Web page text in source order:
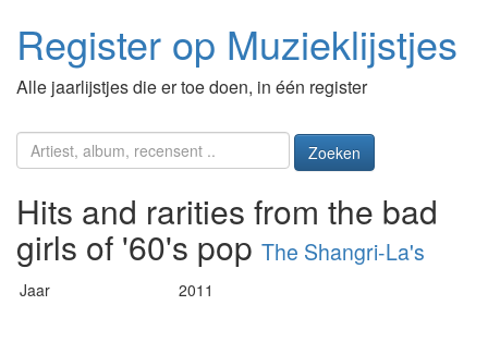
Register op Muzieklijstjes
Alle jaarlijstjes die er toe doen, in één register
Zoeken
Hits and rarities from the bad
girls of '60's pop The Shangri-La's
Jaar 2011